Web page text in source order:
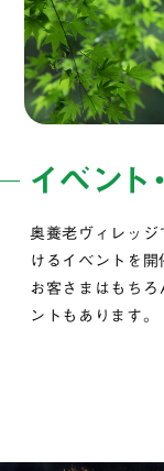
イベント
奥養老ヴィレッジ
けるイベントを
お客さまはもち
ントもあります。